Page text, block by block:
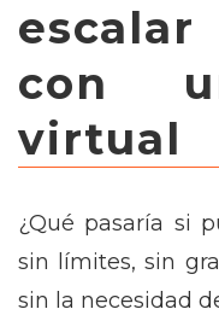
con
virtual
¿Qué pasaría si
sin límites, sin
sin la necesidad